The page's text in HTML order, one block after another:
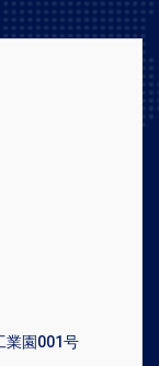
業園001号